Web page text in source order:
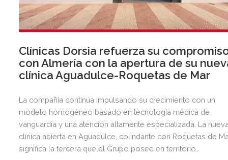
Clínicas Dorsia refuerza su
con Almería con la apertura de su
clínica Aguadulce-Roquetas de Mar
La compañía continúa impulsando su crecimiento con un
modelo homogéneo basado en tecnología médica de
vanguardia y una atención altamente especializada. La
clínica abierta en Aguadulce, colindante con Roquetas de
significa la tercera que el Grupo posee en territorio